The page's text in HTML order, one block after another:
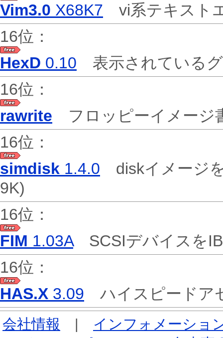
Vim3.0 X68K7 vi系テキスト
16位：
HexD 0.10 表示されている
16位：
rawrite フロッピーイメー
16位：
simdisk 1.4.0 diskイメージ
9K)
16位：
FIM 1.03ASCSIデバイスを
16位：
HAS.X 3.09 ハイスピード
会社情報 | インフォメーショ